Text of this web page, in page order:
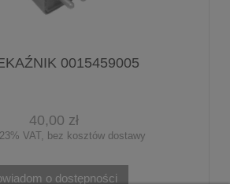
0015459005
40,00 zł
VAT, bez kosztów dostawy
o dostępności